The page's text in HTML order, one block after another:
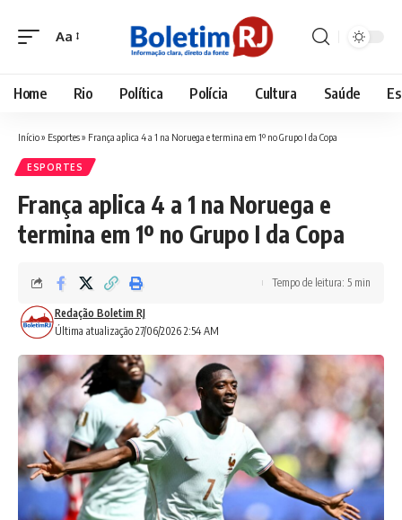
Font
Aa
Home Rio Política Polícia Cultura Saúde
Início» Esportes» França aplica 4 a 1 na Noruega e termina em 1º no Grupo I da Copa
ESPORTES
França aplica 4 a 1 na Noruega e
termina em 1º no Grupo I da Copa
Última atualização 27/06/2026 2:54 AM
Redação Boletim RJ
Tempo de leitura: 5 min